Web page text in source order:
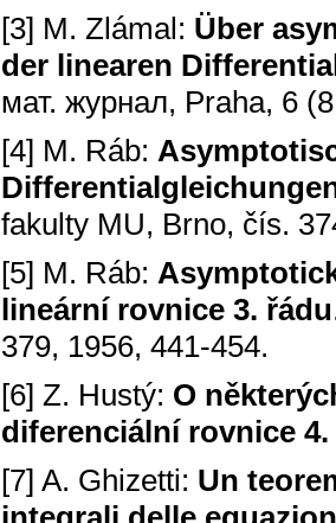
[3] M. Zlámal: Über
der linearen
мат. журнал, Praha, 6
[4] M. Ráb:
fakulty MU, Brno, čís.
[5] M. Ráb:
lineární rovnice 3. řádu
379, 1956, 441-454.
[6] Z. Hustý: O
diferenciální rovnice
[7] A. Ghizetti: Un